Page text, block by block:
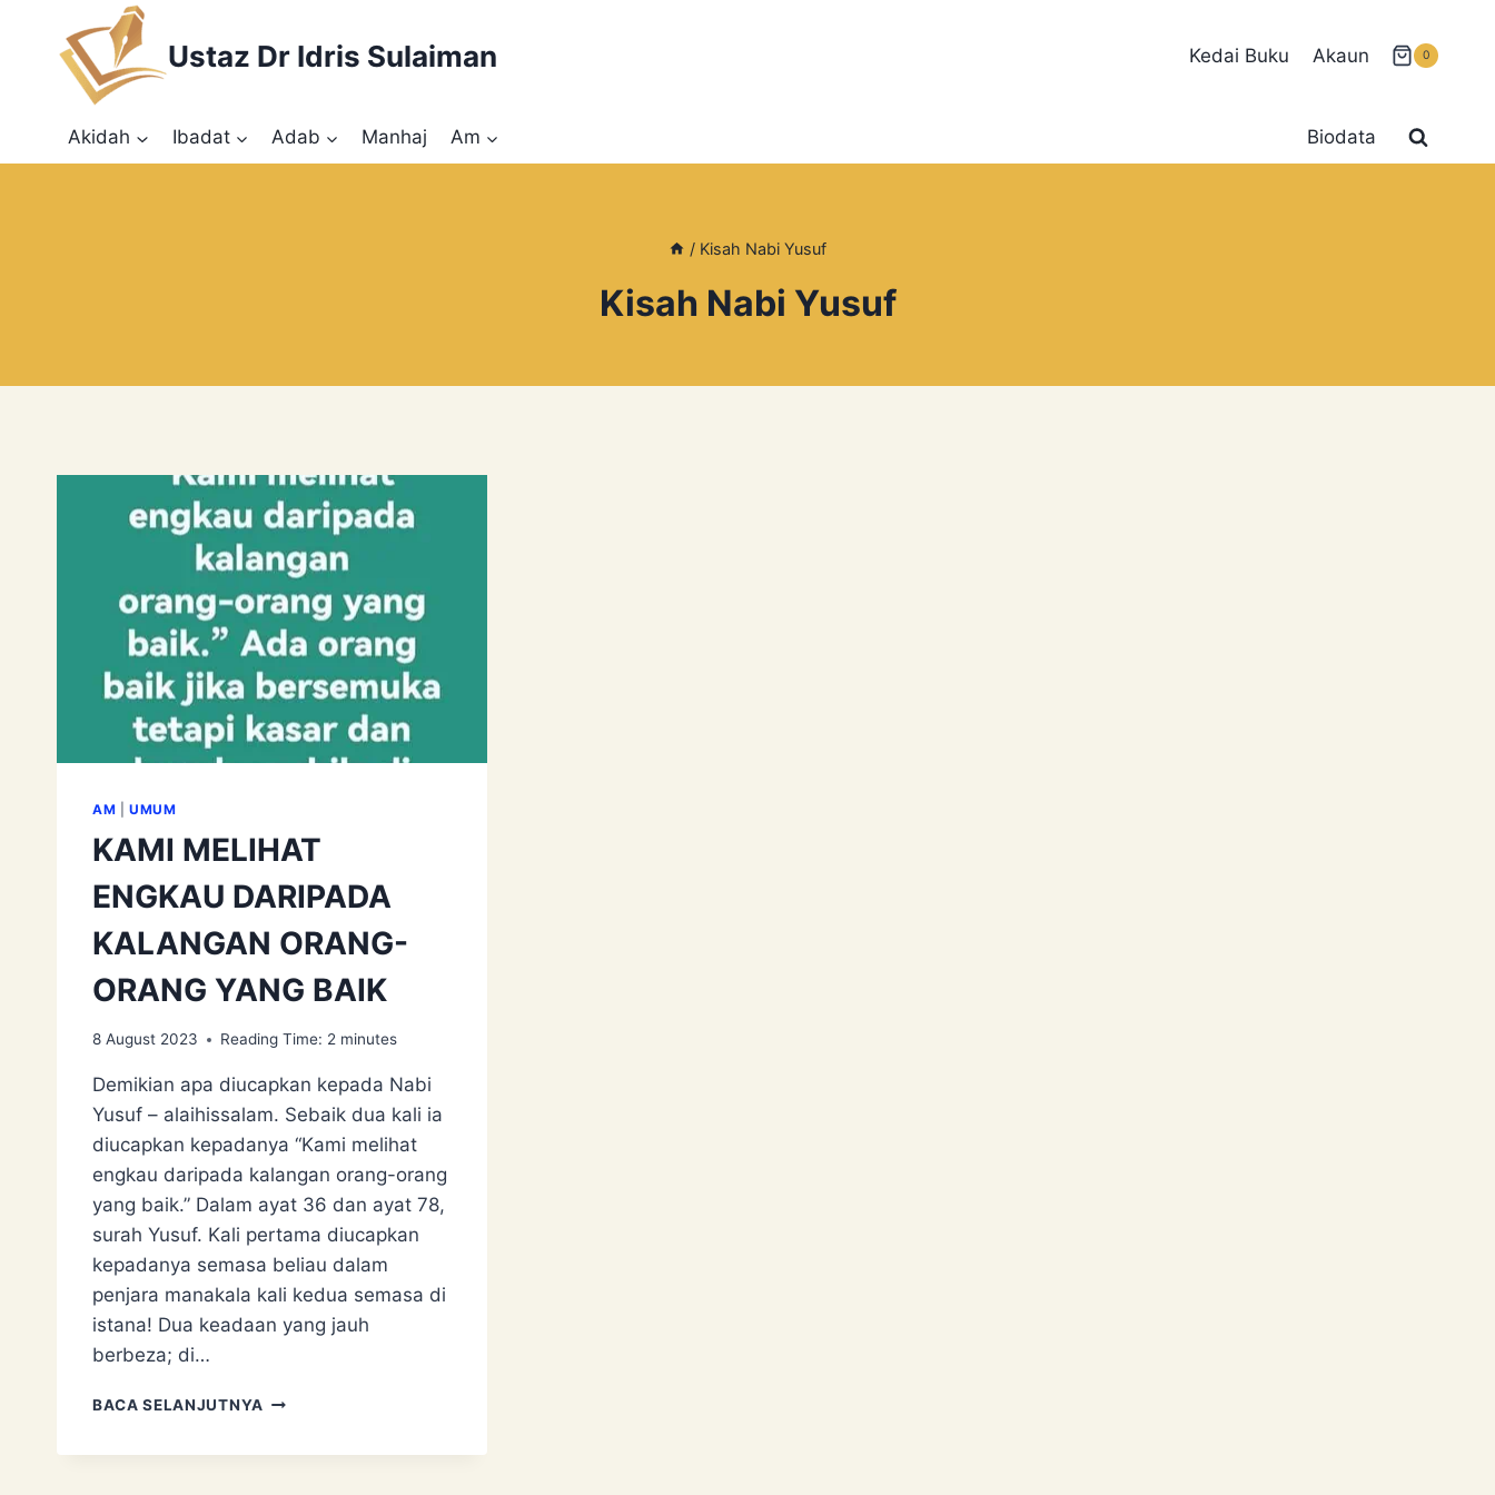
Ustaz Dr Idris Sulaiman Kedai Buku Akaun 0
Akidah Ibadat Adab Manhaj Am Biodata
/ Kisah Nabi Yusuf
Kisah Nabi Yusuf
AM UMUM
KAMI MELIHAT
ENGKAU DARIPADA
KALANGAN ORANG-
ORANG YANG BAIK
8 August 2023 Reading Time: 2 minutes
Demikian apa diucapkan kepada Nabi
Yusuf – alaihissalam. Sebaik dua kali ia
diucapkan kepadanya “Kami melihat
engkau daripada kalangan orang-orang
yang baik.” Dalam ayat 36 dan ayat 78,
surah Yusuf. Kali pertama diucapkan
kepadanya semasa beliau dalam
penjara manakala kali kedua semasa di
istana! Dua keadaan yang jauh
berbeza; di…
BACA SELANJUTNYA KAMI